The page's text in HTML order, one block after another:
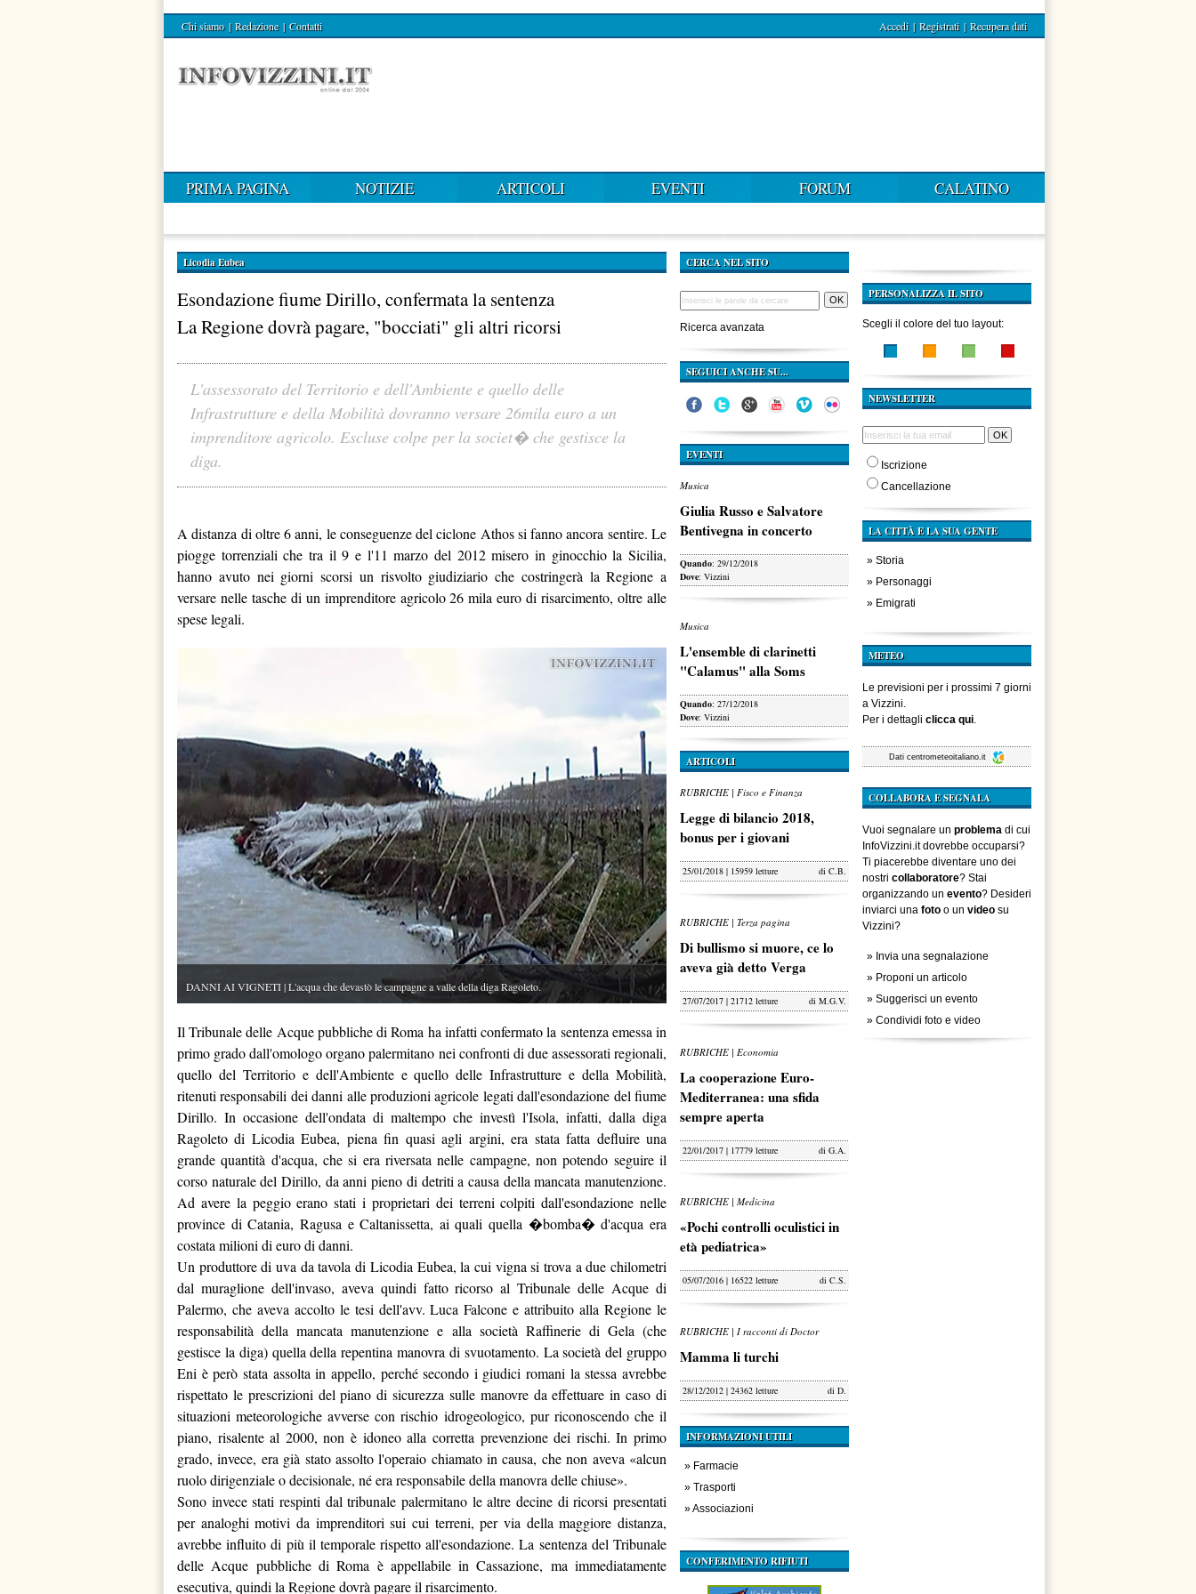
Chi siamo | Redazione | Contatti Accedi | Registrati | Recupera dati
PRIMA PAGINA NOTIZIE ARTICOLI EVENTI FORUM CALATINO
Licodia Eubea
Esondazione fiume Dirillo, confermata la sentenza
La Regione dovrà pagare, "bocciati" gli altri ricorsi
L'assessorato del Territorio e dell'Ambiente e quello delle
Infrastrutture e della Mobilità dovranno versare 26mila euro a un
imprenditore agricolo. Escluse colpe per la societ� che gestisce la
diga.
A distanza di oltre 6 anni, le conseguenze del ciclone Athos si fanno ancora sentire. Le
piogge torrenziali che tra il 9 e l'11 marzo del 2012 misero in ginocchio la Sicilia,
hanno avuto nei giorni scorsi un risvolto giudiziario che costringerà la Regione a
versare nelle tasche di un imprenditore agricolo 26 mila euro di risarcimento, oltre alle
spese legali.
DANNI AI VIGNETI | L'acqua che devastò le campagne a valle della diga Ragoleto.
Il Tribunale delle Acque pubbliche di Roma ha infatti confermato la sentenza emessa in
primo grado dall'omologo organo palermitano nei confronti di due assessorati regionali,
quello del Territorio e dell'Ambiente e quello delle Infrastrutture e della Mobilità,
ritenuti responsabili dei danni alle produzioni agricole legati dall'esondazione del fiume
Dirillo. In occasione dell'ondata di maltempo che investì l'Isola, infatti, dalla diga
Ragoleto di Licodia Eubea, piena fin quasi agli argini, era stata fatta defluire una
grande quantità d'acqua, che si era riversata nelle campagne, non potendo seguire il
corso naturale del Dirillo, da anni pieno di detriti a causa della mancata manutenzione.
Ad avere la peggio erano stati i proprietari dei terreni colpiti dall'esondazione nelle
province di Catania, Ragusa e Caltanissetta, ai quali quella �bomba� d'acqua era
costata milioni di euro di danni.
Un produttore di uva da tavola di Licodia Eubea, la cui vigna si trova a due chilometri
dal muraglione dell'invaso, aveva quindi fatto ricorso al Tribunale delle Acque di
Palermo, che aveva accolto le tesi dell'avv. Luca Falcone e attribuito alla Regione le
responsabilità della mancata manutenzione e alla società Raffinerie di Gela (che
gestisce la diga) quella della repentina manovra di svuotamento. La società del gruppo
Eni è però stata assolta in appello, perché secondo i giudici romani la stessa avrebbe
rispettato le prescrizioni del piano di sicurezza sulle manovre da effettuare in caso di
situazioni meteorologiche avverse con rischio idrogeologico, pur riconoscendo che il
piano, risalente al 2000, non è idoneo alla corretta prevenzione dei rischi. In primo
grado, invece, era già stato assolto l'operaio chiamato in causa, che non aveva «alcun
ruolo dirigenziale o decisionale, né era responsabile della manovra delle chiuse».
Sono invece stati respinti dal tribunale palermitano le altre decine di ricorsi presentati
per analoghi motivi da imprenditori sui cui terreni, per via della maggiore distanza,
avrebbe influito di più il temporale rispetto all'esondazione. La sentenza del Tribunale
delle Acque pubbliche di Roma è appellabile in Cassazione, ma immediatamente
esecutiva, quindi la Regione dovrà pagare il risarcimento.
CERCA NEL SITO
Ricerca avanzata
SEGUICI ANCHE SU...
EVENTI
Musica
Giulia Russo e Salvatore
Bentivegna in concerto
Quando: 29/12/2018
Dove: Vizzini
Musica
L'ensemble di clarinetti
"Calamus" alla Soms
Quando: 27/12/2018
Dove: Vizzini
ARTICOLI
RUBRICHE | Fisco e Finanza
Legge di bilancio 2018,
bonus per i giovani
25/01/2018 | 15959 letture di C.B.
RUBRICHE | Terza pagina
Di bullismo si muore, ce lo
aveva già detto Verga
27/07/2017 | 21712 letture di M.G.V.
RUBRICHE | Economia
La cooperazione Euro-
Mediterranea: una sfida
sempre aperta
22/01/2017 | 17779 letture di G.A.
RUBRICHE | Medicina
«Pochi controlli oculistici in
età pediatrica»
05/07/2016 | 16522 letture di C.S.
RUBRICHE | I racconti di Doctor
Mamma li turchi
28/12/2012 | 24362 letture di D.
INFORMAZIONI UTILI
» Farmacie
» Trasporti
»Associazioni
CONFERIMENTO RIFIUTI
PERSONALIZZA IL SITO
Scegli il colore del tuo layout:
NEWSLETTER
Iscrizione
Cancellazione
LA CITTÀ E LA SUA GENTE
» Storia
» Personaggi
» Emigrati
METEO
Le previsioni per i prossimi 7 giorni
a Vizzini.
Per i dettagli clicca qui.
Dati centrometeoitaliano.it
COLLABORA E SEGNALA
Vuoi segnalare un problema di cui
InfoVizzini.it dovrebbe occuparsi?
Ti piacerebbe diventare uno dei
nostri collaboratore? Stai
organizzando un evento? Desideri
inviarci una foto o un video su
Vizzini?
» Invia una segnalazione
» Proponi un articolo
» Suggerisci un evento
» Condividi foto e video